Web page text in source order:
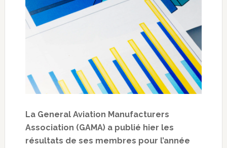
La General Aviation Manufacturers
Association (GAMA) a publié hier les
résultats de ses membres pour l’année